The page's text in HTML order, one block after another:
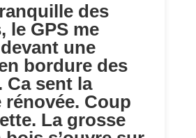
des
le GPS me
une
bordure des
Ca sent la
rénovée. Coup
La grosse